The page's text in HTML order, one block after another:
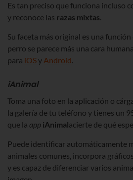
Es tan preciso que funciona incluso
y reconoce las razas mixtas.
Su faceta más original es una
perro se parece más una cara
para iOSy Android.
iAnimal
Toma una foto en la aplicación o
la galería de tu teléfono y tienes un
que la app iAnimalacierte de qué
Puede identificar automáticamente
animales comunes, incorpora
y es capaz de diferenciar varios